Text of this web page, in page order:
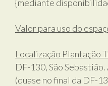
{mediante
Valor para uso do
Localização Plantação
DF-130, São
(quase no final da DF-